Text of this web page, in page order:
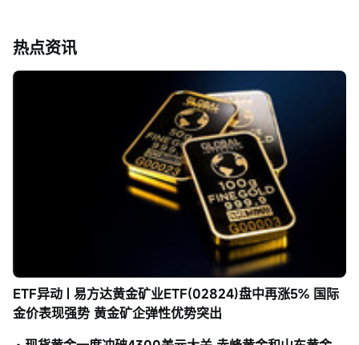
热点资讯
ETF异动 | 易方达黄金矿业ETF(02824)盘中再涨5% 国际
金价表现强势 黄金矿企弹性优势突出